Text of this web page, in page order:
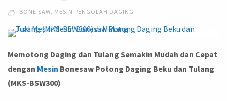
BONE SAW, MESIN PENGOLAH DAGING
Memotong Daging dan Tulang Semakin Mudah dan Cepat
dengan Mesin Bonesaw Potong Daging Beku dan Tulang
(MKS-BSW300)